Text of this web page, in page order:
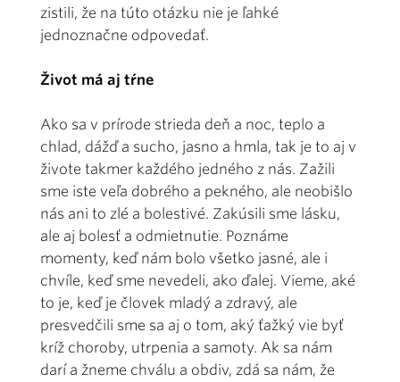
zistili, že na túto otázku nie je ľahké
jednoznačne odpovedať.
Život má aj tŕne
Ako sa v prírode strieda deň a noc, teplo a
chlad, dážď a sucho, jasno a hmla, tak je to aj v
živote takmer každého jedného z nás. Zažili
sme iste veľa dobrého a pekného, ale neobišlo
nás ani to zlé a bolestivé. Zakúsili sme lásku,
ale aj bolesť a odmietnutie. Poznáme
momenty, keď nám bolo všetko jasné, ale i
chvíle, keď sme nevedeli, ako ďalej. Vieme, aké
to je, keď je človek mladý a zdravý, ale
presvedčili sme sa aj o tom, aký ťažký vie byť
kríž choroby, utrpenia a samoty. Ak sa nám
darí a žneme chválu a obdiv, zdá sa nám, že